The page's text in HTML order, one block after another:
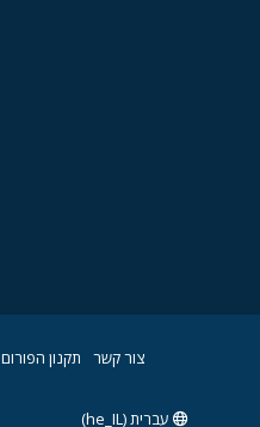
צור קשר תקנון הפורום
עברית (he_IL)